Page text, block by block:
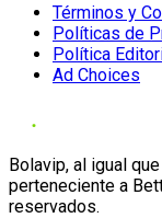
Términos y
Políticas de
Política
Ad Choices
Bolavip, al igual
perteneciente a
reservados.